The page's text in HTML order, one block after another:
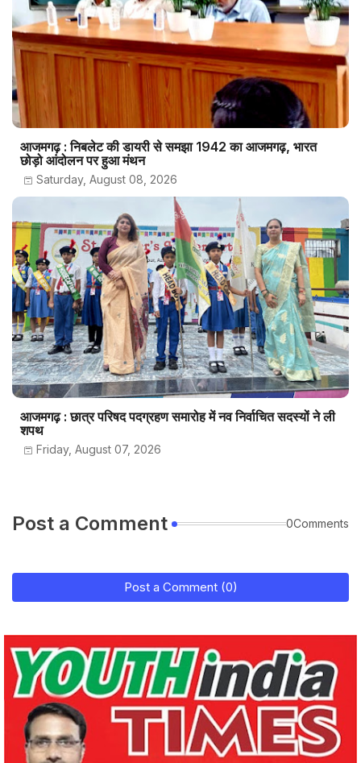
आजमगढ़ : निबलेट की डायरी से समझा 1942 का आजमगढ़, भारत
छोड़ो आंदोलन पर हुआ मंथन
Saturday, August 08, 2026
आजमगढ़ : छात्र परिषद पदग्रहण समारोह में नव निर्वाचित सदस्यों ने ली
शपथ
Friday, August 07, 2026
Post a Comment 0Comments
Post a Comment (0)